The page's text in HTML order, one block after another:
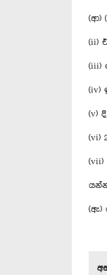
(ආ)
(ii)
(iii)
(iv)
(v)
(vi)
(ඇ)